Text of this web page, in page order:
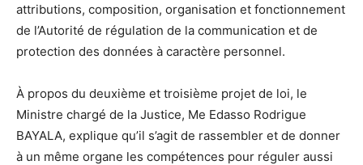
attributions, composition, organisation et fonctionnement
de l’Autorité de régulation de la communication et de
protection des données à caractère personnel.
À propos du deuxième et troisième projet de loi, le
Ministre chargé de la Justice, Me Edasso Rodrigue
BAYALA, explique qu’il s’agit de rassembler et de donner
à un même organe les compétences pour réguler aussi